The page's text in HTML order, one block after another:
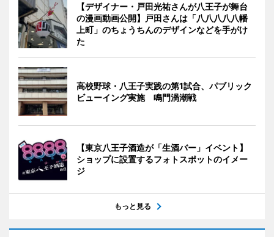
【デザイナー・戸田光祐さんが八王子が舞台
の漫画動画公開】戸田さんは「八八八八八幡
上町」のちょうちんのデザインなどを手がけ
た
高校野球・八王子実践の第1試合、パブリック
ビューイング実施 鳴門渦潮戦
【東京八王子酒造が「生酒バー」イベント】
ショップに設置するフォトスポットのイメー
ジ
もっと見る